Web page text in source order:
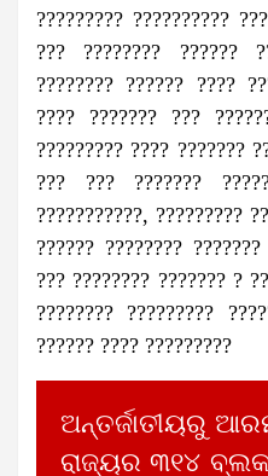
????????? ??????????
??? ???????? ??????
???????? ?????? ????
???? ??????? ???
????????? ???? ???????
??? ??? ???????
???????????, ?????????
?????? ????????
??? ???????? ??????? ?
???????? ?????????
?????? ???? ?????????
ଅନ୍ତର୍ଜାତୀୟରୁ
ରାଜ୍ୟର ୩୧୪